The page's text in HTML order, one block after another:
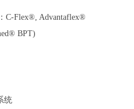
C-Flex®, Advantaflex®
BPT)
统